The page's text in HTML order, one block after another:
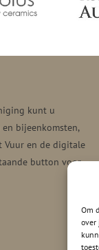
Om
over
kunt u
bijeenkomsten,
en de digitale
button voor